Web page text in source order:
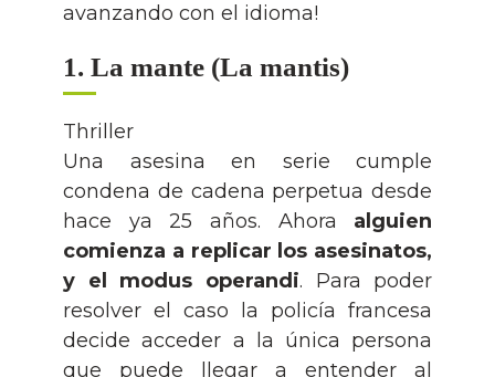
avanzando con el idioma!
1. La mante (La mantis)
Thriller
Una asesina en serie cumple
condena de cadena perpetua desde
hace ya 25 años. Ahora alguien
comienza a replicar los asesinatos,
y el modus operandi. Para poder
resolver el caso la policía francesa
decide acceder a la única persona
que puede llegar a entender al